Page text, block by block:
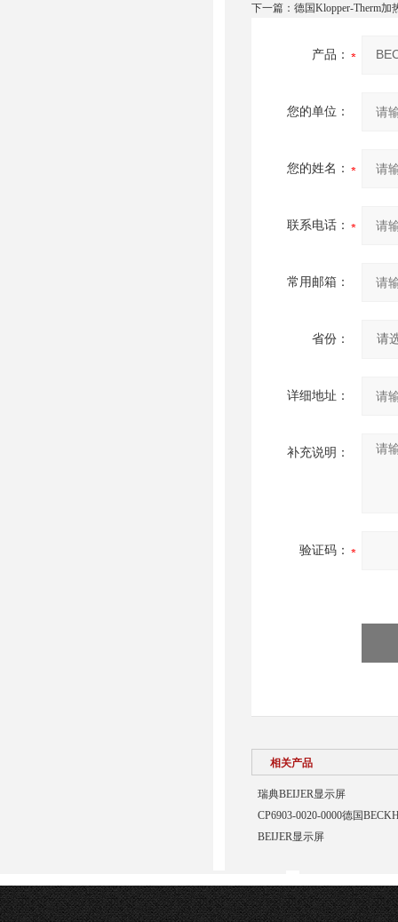
下一篇： 德国Klopper-Therm加
产品：
您的单位：
您的姓名：
联系电话：
常用邮箱：
省份：
详细地址：
补充说明：
验证码：
相关产品
瑞典BEIJER显示屏
CP6903-0020-0000德国
BEIJER显示屏